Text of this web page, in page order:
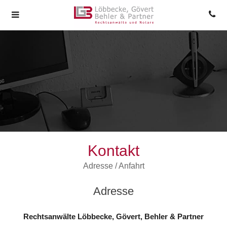
Kontakt
Adresse / Anfahrt
Adresse
Rechtsanwälte Löbbecke, Gövert, Behler & Partner